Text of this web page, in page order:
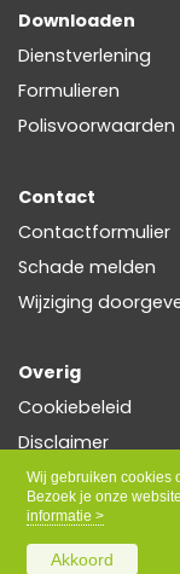
Wij gebruiken cookies
Bezoek je onze
informatie >
Akkoord
Downloaden
Dienstverlening
Formulieren
Polisvoorwaarden
Contact
Contactformulier
Schade melden
Wijziging
Overig
Cookiebeleid
Disclaimer
Privacy